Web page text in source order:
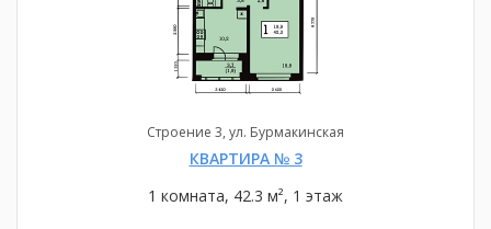
Строение 3, ул. Бурмакинская
КВАРТИРА № 3
1 комната, 42.3 м², 1 этаж